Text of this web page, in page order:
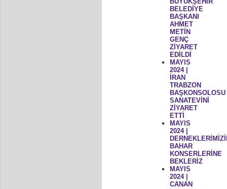
BELEDİYE
BAŞKANI
AHMET
METİN
GENÇ
ZİYARET
EDİLDİ
MAYIS
2024 |
İRAN
TRABZON
BAŞKONSOLOSU
SANATEVİNİ
ZİYARET
ETTİ
MAYIS
2024 |
BAHAR
KONSERLERİNE
BEKLERİZ
MAYIS
2024 |
CANAN